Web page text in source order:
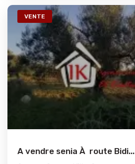
VENTE
A vendre senia À route Bidi...